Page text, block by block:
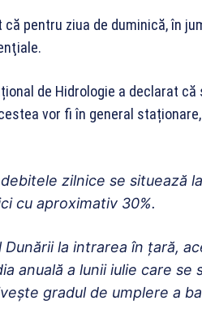
pentru ziua de duminică, în
de Hidrologie a declarat
vor fi în general
zilnice se situează
cu aproximativ 30%.
la intrarea în țară,
anuală a lunii iulie care
gradul de umplere a